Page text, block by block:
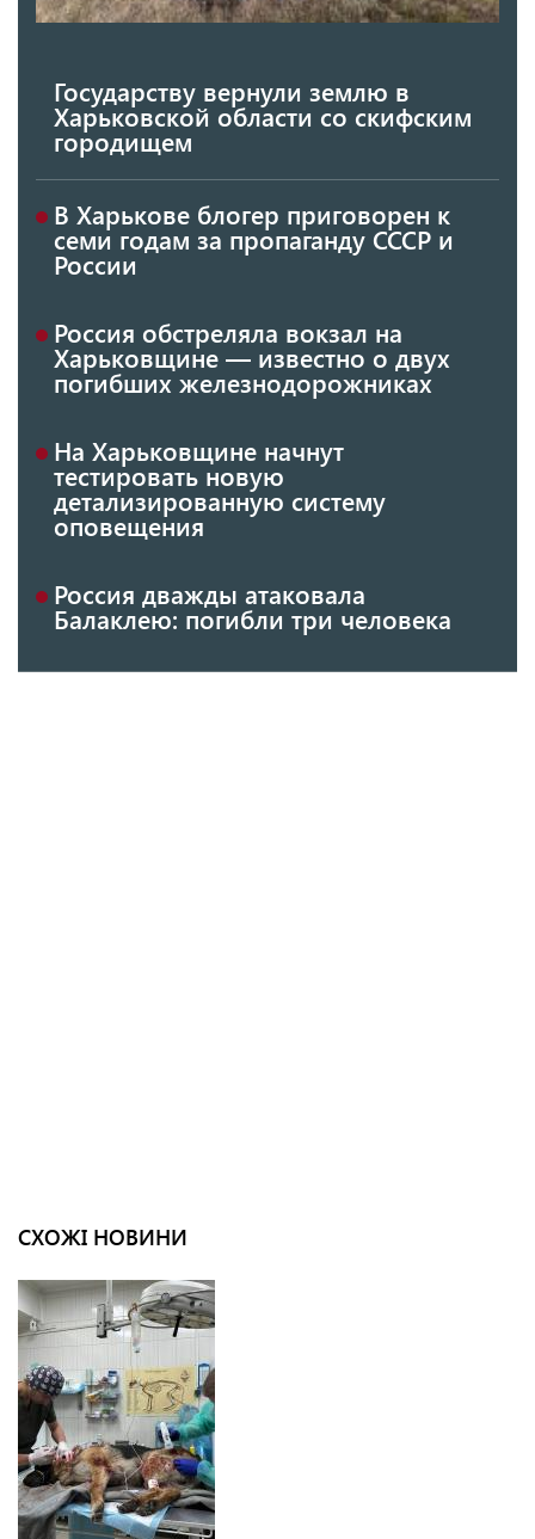
Государству вернули землю в
Харьковской области со скифским
городищем
В Харькове блогер приговорен к
семи годам за пропаганду СССР и
России
Россия обстреляла вокзал на
Харьковщине — известно о двух
погибших железнодорожниках
На Харьковщине начнут
тестировать новую
детализированную систему
оповещения
Россия дважды атаковала
Балаклею: погибли три человека
СХОЖІ НОВИНИ